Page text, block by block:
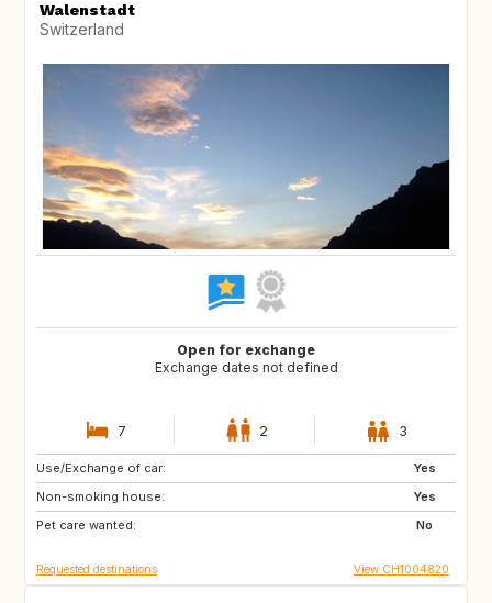
Walenstadt
Switzerland
Open for exchange
Exchange dates not defined
7 2 3
Use/Exchange of car:
Yes
Non-smoking house:
Yes
Pet care wanted:
No
MA
ES
FI
Requested destinations View CH1004820